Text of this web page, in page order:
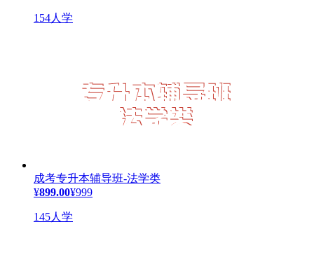
154人学
成考专升本辅导班-法学类
¥899.00¥999
145人学